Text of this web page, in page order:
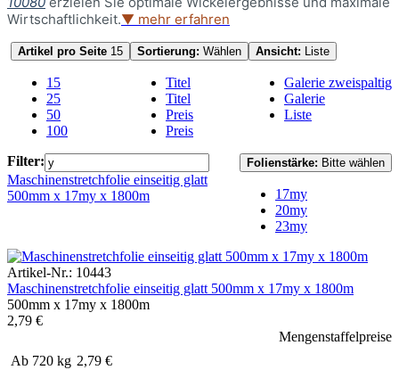
Wirtschaftlichkeit.▼ mehr erfahren
Ansicht: Liste
Galerie zweispaltig
Galerie
Liste
Sortierung: Wählen
Titel
Titel
Preis
Preis
Artikel pro Seite 15
15
25
50
100
Filter:
Folienstärke: Bitte wählen
17my
20my
23my
Maschinenstretchfolie einseitig glatt
500mm x 17my x 1800m
Artikel-Nr.: 10443
Maschinenstretchfolie einseitig glatt 500mm x 17my x 1800m
500mm x 17my x 1800m
2,79 €
Mengenstaffelpreise
Ab 720 kg 2,79 €